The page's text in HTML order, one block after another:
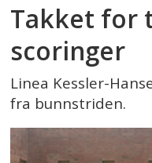
Takket for
scoringer
Linea Kessler-
fra bunnstriden.